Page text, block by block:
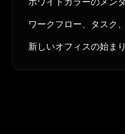
ワークフロー、タスク
新しいオフィスの始まり